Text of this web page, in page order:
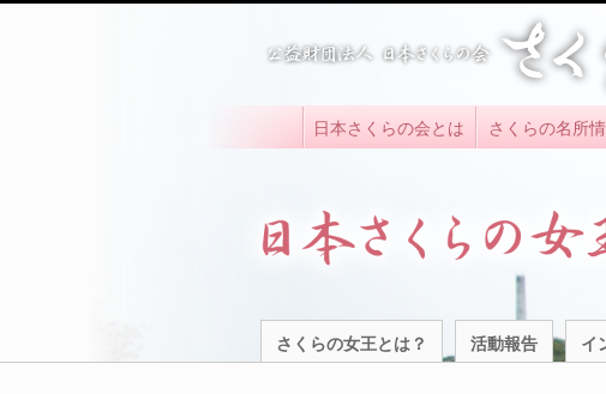
日本さくらの会とは さくらの名所
さくらの女王とは？ 活動報告 イ